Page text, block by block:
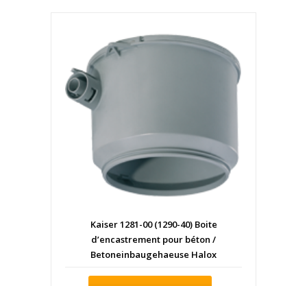
Kaiser 1281-00 (1290-40) Boite
d’encastrement pour béton /
Betoneinbaugehaeuse Halox